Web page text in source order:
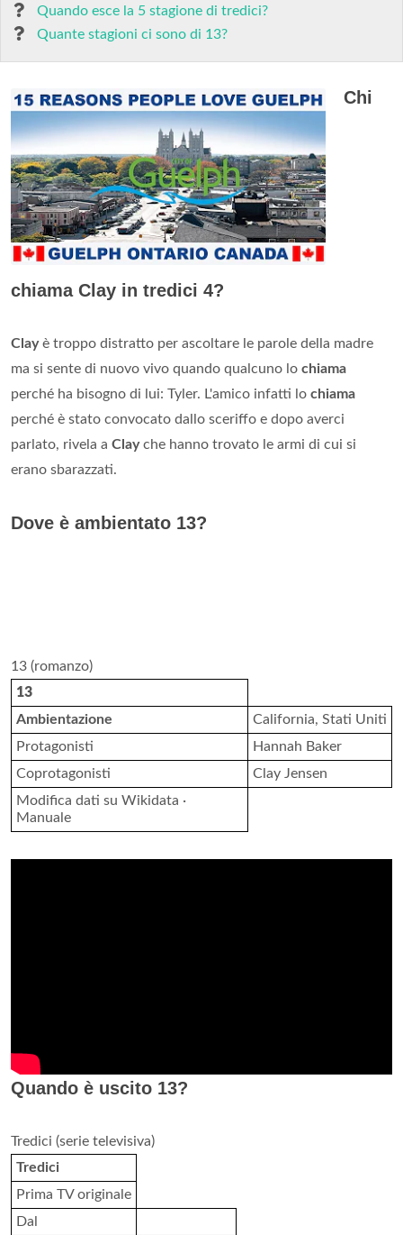
Quando esce la 5 stagione di tredici?
Quante stagioni ci sono di 13?
Chi
chiama Clay in tredici 4?
Clayè troppo distratto per ascoltare le parole della madre
ma si sente di nuovo vivo quando qualcuno lo chiama
perché ha bisogno di lui: Tyler. L'amico infatti lo chiama
perché è stato convocato dallo sceriffo e dopo averci
parlato, rivela a Clayche hanno trovato le armi di cui si
erano sbarazzati.
Dove è ambientato 13?
13 (romanzo)
13
Ambientazione
California, Stati Uniti
Protagonisti
Hannah Baker
Coprotagonisti
Clay Jensen
Modifica dati su Wikidata ·
Manuale
Quando è uscito 13?
Tredici (serie televisiva)
Tredici
Prima TV originale
Dal